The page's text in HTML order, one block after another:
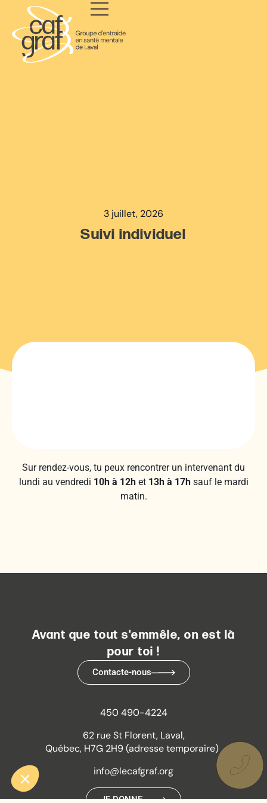
3 juillet, 2026
Suivi individuel
Sur rendez-vous, tu peux rencontrer un intervenant du
lundi au vendredi 10h à 12het 13h à 17hsauf le mardi
matin.
Avant que tout s'emmêle, on est là
pour toi !
Contacte-nous
450 490-4224
62 rue St Florent, Laval,
Québec, H7G 2H9 (adresse temporaire)
info@lecafgraf.org
JE DONNE